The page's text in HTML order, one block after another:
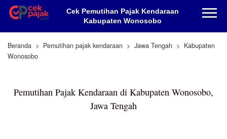
Cek Pemutihan Pajak Kendaraan
Kabupaten Wonosobo
Beranda Pemutihan pajak kendaraan Jawa Tengah
Kabupaten
Wonosobo
Pemutihan Pajak Kendaraan di Kabupaten Wonosobo,
Jawa Tengah